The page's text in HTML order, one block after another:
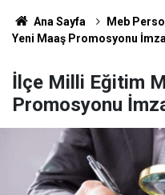
Ana Sayfa Meb
Yeni Maaş Promosyonu
İlçe Milli Eğitim
Promosyonu